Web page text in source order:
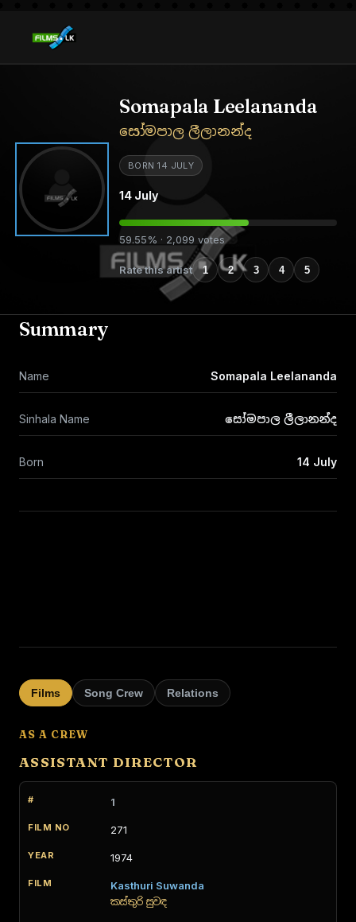
Somapala Leelananda
සෝමපාල ලීලානන්ද
BORN 14 JULY
14 July
59.55% · 2,099 votes
Rate this artist 1 2 3 4 5
Summary
Name Somapala Leelananda
Sinhala Name සෝමපාල ලීලානන්ද
Born 14 July
Films Song Crew Relations
AS A CREW
ASSISTANT DIRECTOR
1
271
1974
Kasthuri Suwanda
කස්තුරි සුවඳ